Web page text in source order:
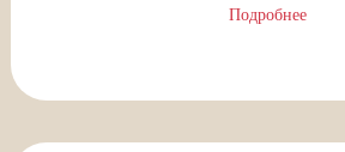
Подробнее